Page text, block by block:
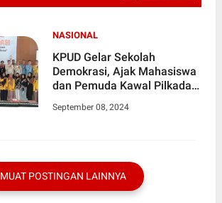
NASIONAL
KPUD Gelar Sekolah
Demokrasi, Ajak Mahasiswa
dan Pemuda Kawal Pilkada.
Lainnya Dapat Di
September 08, 2024
MUAT POSTINGAN LAINNYA